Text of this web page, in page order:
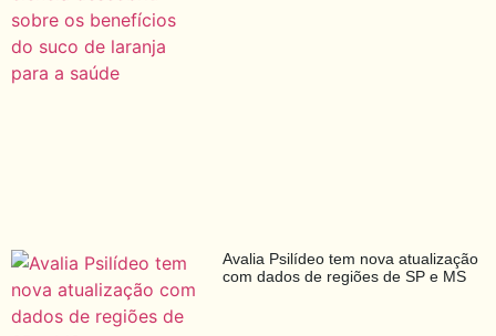
Avalia Psilídeo tem nova atualização
com dados de regiões de SP e MS